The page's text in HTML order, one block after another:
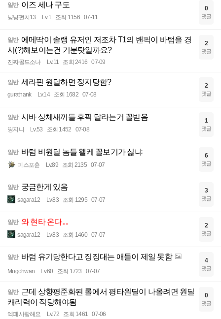
일반 이즈 세나 구도
냥냥펀치13 Lv.1 조회 1156 07-11
0
댓글
일반 에메딱이 솔랭 유저인 저조차 T1의 밴픽이 바텀을 경
시(?)해보이는건 기분탓일까요?
진짜골드소나 Lv.11 조회 2416 07-09
2
댓글
일반 세라핀 원딜하면 정지당함?
gurathank Lv.14 조회 1682 07-08
2
댓글
일반 시바 상체새끼들 후픽 달라는거 꼴받음
띵지니 Lv.53 조회 1452 07-08
1
댓글
일반 바텀 비원딜 놈들 왤케 꼴보기가 싫냐
미스포츈 Lv.89 조회 2135 07-07
6
댓글
일반 궁금한게 있음
sagara12 Lv.83 조회 1295 07-07
3
댓글
일반 와 현타 온다....
sagara12 Lv.83 조회 1460 07-07
2
댓글
일반 바텀 유기당한다고 징징대는 애들이 제일 못함
Mugohwan Lv.60 조회 1723 07-07
4
댓글
일반 근데 상향평준화된 롤에서 평타원딜이 나올려면 원딜
캐리력이 적당해야됨
엑페사랑해요 Lv.72 조회 1461 07-06
0
댓글